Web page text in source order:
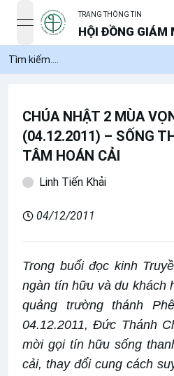
open navigation menu
TRANG THÔNG TIN
HỘI ĐỒNG GIÁM
CHÚA NHẬT 2 MÙA
(04.12.2011) – SỐNG
TÂM HOÁN CẢI
Linh Tiến Khải
04/12/2011
Trong buổi đọc kinh
ngàn tín hữu và du khách
quảng trường thánh
04.12.2011, Đức Thánh
mời gọi tín hữu sống
cải, thay đổi cung cách